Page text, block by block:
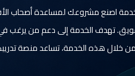
اصنع مشروعك لمساعدة أصحاب
تهدف الخدمة إلى دعم من يرغب
خلال هذه الخدمة، تساعد منصة